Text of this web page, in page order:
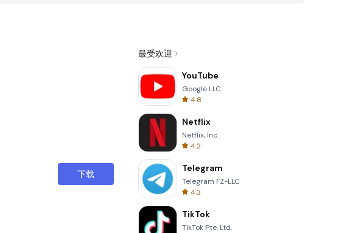
下载
最受欢迎
YouTube
Google LLC
4.8
Netflix
Netflix, Inc.
4.2
Telegram
Telegram FZ-LLC
4.3
TikTok
TikTok Pte. Ltd.